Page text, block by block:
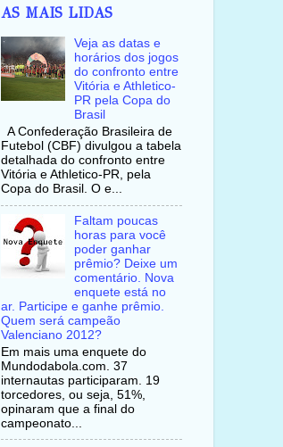
AS MAIS LIDAS
Veja as datas e
horários dos jogos
do confronto entre
Vitória e Athletico-
PR pela Copa do
Brasil
A Confederação Brasileira de
Futebol (CBF) divulgou a tabela
detalhada do confronto entre
Vitória e Athletico-PR, pela
Copa do Brasil. O e...
Faltam poucas
horas para você
poder ganhar
prêmio? Deixe um
comentário. Nova
enquete está no
ar. Participe e ganhe prêmio.
Quem será campeão
Valenciano 2012?
Em mais uma enquete do
Mundodabola.com. 37
internautas participaram. 19
torcedores, ou seja, 51%,
opinaram que a final do
campeonato...